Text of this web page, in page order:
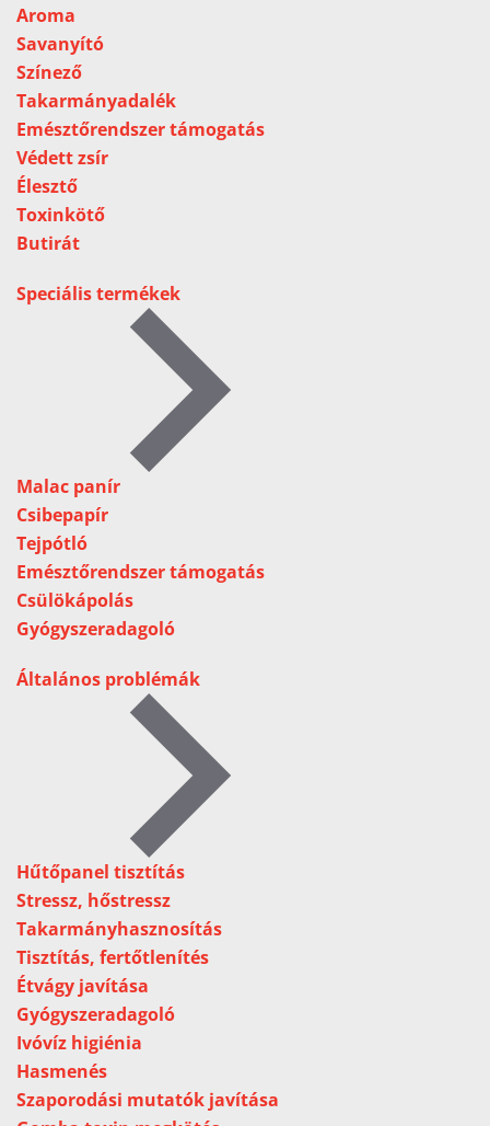
Aroma
Savanyító
Színező
Takarmányadalék
Emésztőrendszer támogatás
Védett zsír
Élesztő
Toxinkötő
Butirát
Speciális termékek
Malac panír
Csibepapír
Tejpótló
Emésztőrendszer támogatás
Csülökápolás
Gyógyszeradagoló
Általános problémák
Hűtőpanel tisztítás
Stressz, hőstressz
Takarmányhasznosítás
Tisztítás, fertőtlenítés
Étvágy javítása
Gyógyszeradagoló
Ivóvíz higiénia
Hasmenés
Szaporodási mutatók javítása